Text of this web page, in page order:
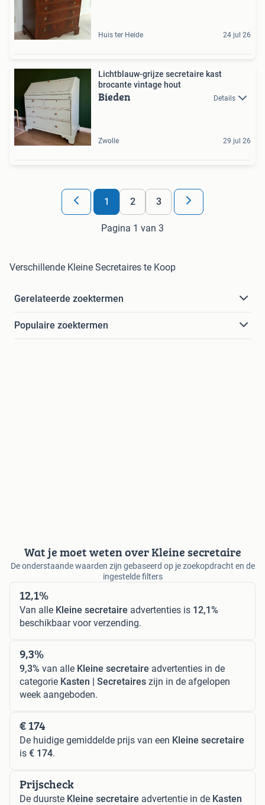
Huis ter Heide 24 jul 26
Lichtblauw-grijze secretaire kast
brocante vintage hout
Bieden Details
Zwolle 29 jul 26
1 2 3
Pagina 1 van 3
Verschillende Kleine Secretaires te Koop
Gerelateerde zoektermen
Populaire zoektermen
Wat je moet weten over Kleine secretaire
De onderstaande waarden zijn gebaseerd op je zoekopdracht en de
ingestelde filters
12,1%
Van alle Kleine secretaire advertenties is 12,1%
beschikbaar voor verzending.
9,3%
9,3% van alle Kleine secretaire advertenties in de
categorie Kasten | Secretaires zijn in de afgelopen
week aangeboden.
€ 174
De huidige gemiddelde prijs van een Kleine secretaire
is € 174.
Prijscheck
De duurste Kleine secretaire advertentie in de Kasten